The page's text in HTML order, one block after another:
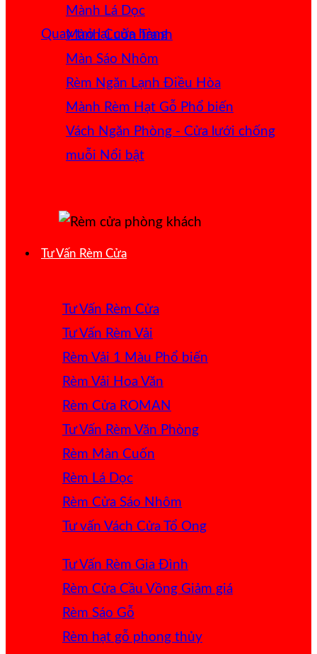
Quay trở lại cửa hàng
Mành Lá Dọc
Mành Cuốn Tranh
Màn Sáo Nhôm
Rèm Ngăn Lạnh Điều Hòa
Mành Rèm Hạt Gỗ
Vách Ngăn Phòng - Cửa lưới chống
muỗi
Tư Vấn Rèm Cửa
Tư Vấn Rèm Cửa
Tư Vấn Rèm Vải
Rèm Vải 1 Màu
Rèm Vải Hoa Văn
Rèm Cửa ROMAN
Tư Vấn Rèm Văn Phòng
Rèm Màn Cuốn
Rèm Lá Dọc
Rèm Cửa Sáo Nhôm
Tư vấn Vách Cửa Tổ Ong
Tư Vấn Rèm Gia Đình
Rèm Cửa Cầu Vồng
Rèm Sáo Gỗ
Rèm hạt gỗ phong thủy